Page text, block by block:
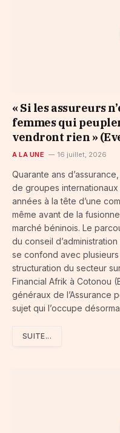
« Si les assureurs
femmes qui
vendront rien »
A LA UNE 16 juillet, 2026
Quarante ans
de groupes
années à la tête d’une
même avant de la
marché béninois. Le
du conseil
se confond avec
structuration du secteur
Financial Afrik à Cotonou
généraux de l’Assurance
sujet qui l’occupe
SUITE...